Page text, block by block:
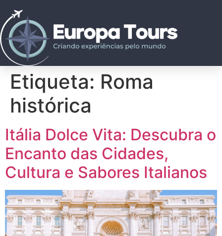
Etiqueta: Roma
histórica
Itália Dolce Vita: Descubra o
Encanto das Cidades,
Cultura e Sabores Italianos